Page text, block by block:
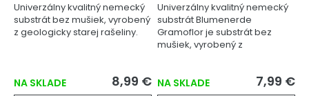
Univerzálny kvalitný nemecký
substrát bez mušiek, vyrobený
z geologicky starej rašeliny.
NA SKLADE 8,99 €
Univerzálny kvalitný nemecký
substrát Blumenerde
Gramoflor je substrát bez
mušiek, vyrobený z
NA SKLADE 7,99 €